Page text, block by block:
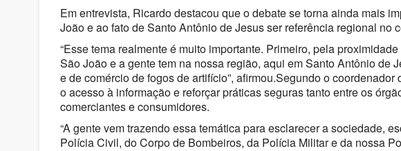
Em entrevista, Ricardo destacou que o debate se torna ainda mais
João e ao fato de Santo Antônio de Jesus ser referência regional no
“Esse tema realmente é muito importante. Primeiro, pela
São João e a gente tem na nossa região, aqui em Santo Antônio de
e de comércio de fogos de artifício”, afirmou.Segundo o
o acesso à informação e reforçar práticas seguras tanto entre os
comerciantes e consumidores.
“A gente vem trazendo essa temática para esclarecer a sociedade,
Polícia Civil, do Corpo de Bombeiros, da Polícia Militar e da nossa